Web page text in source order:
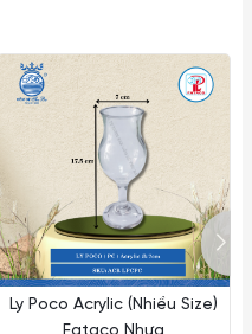
Ly Poco Acrylic (Nhiều Size)